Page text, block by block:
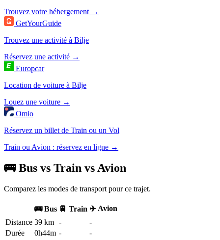
Trouvez votre hébergement →
GetYourGuide
Trouvez une activité à Bilje
Réservez une activité →
Europcar
Location de voiture à Bilje
Louez une voiture →
Omio
Réservez un billet de Train ou un Vol
Train ou Avion : réservez en ligne →
🚌 Bus vs Train vs Avion
Comparez les modes de transport pour ce trajet.
🚌 Bus 🚆 Train ✈️ Avion
Distance 39 km -
-
Durée
0h44m -
-